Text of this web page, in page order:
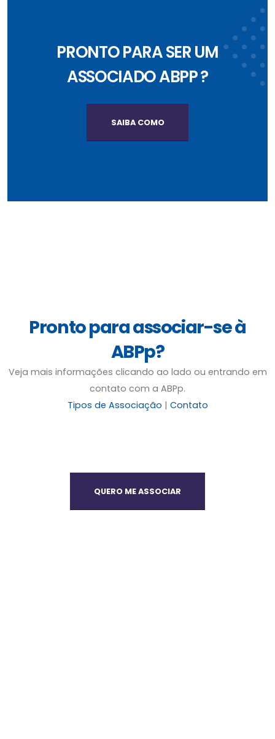
PRONTO PARA SER UM
ASSOCIADO ABPP ?
SAIBA COMO
Pronto para associar-se à
ABPp?
Veja mais informações clicando ao lado ou entrando em
contato com a ABPp.
Tipos de Associação | Contato
QUERO ME ASSOCIAR